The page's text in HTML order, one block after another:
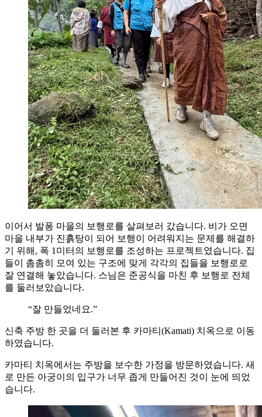
이어서 발퐁 마을의 보행로를 살펴보러 갔습니다. 비가 오면
마을 내부가 진흙탕이 되어 보행이 어려워지는 문제를 해결하
기 위해, 폭 1미터의 보행로를 조성하는 프로젝트였습니다. 집
들이 촘촘히 모여 있는 구조에 맞게 각각의 집들을 보행로로
잘 연결해 놓았습니다. 스님은 준공식을 마친 후 보행로 전체
를 둘러보았습니다.
“잘 만들었네요.”
신축 주방 한 곳을 더 둘러본 후 카마티(Kamati) 치옥으로 이동
하였습니다.
카마티 치옥에서는 주방을 보수한 가정을 방문하였습니다. 새
로 만든 아궁이의 입구가 너무 좁게 만들어진 것이 눈에 띄었
습니다.